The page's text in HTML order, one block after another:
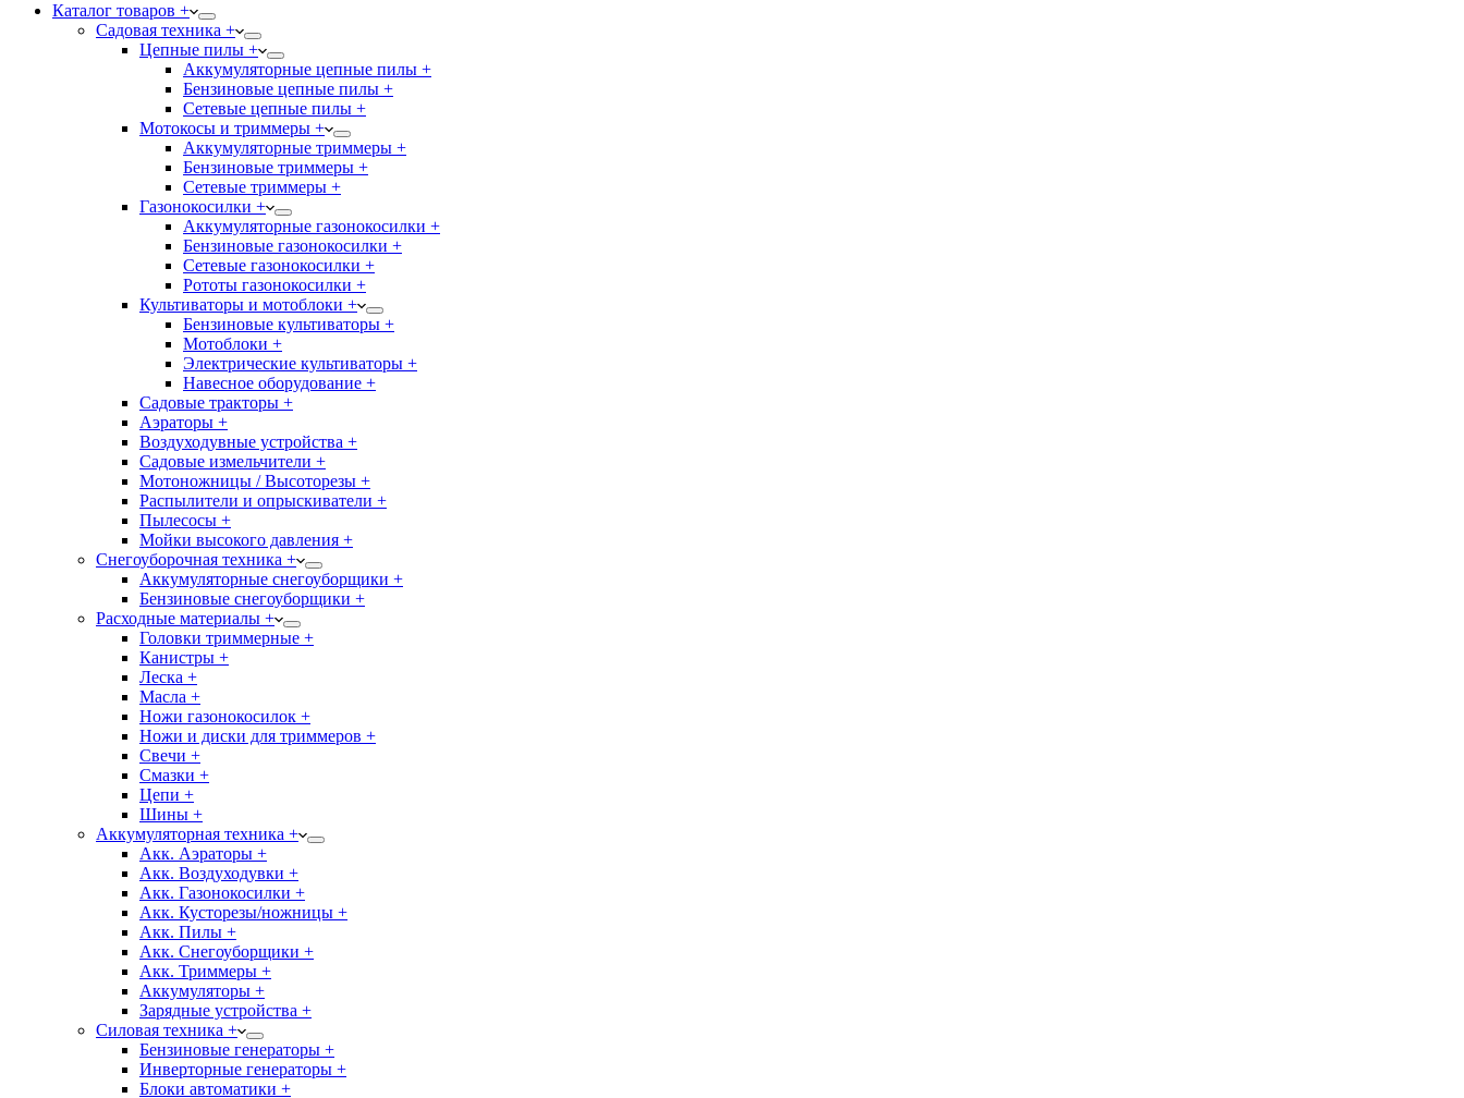
Каталог товаров +
Садовая техника +
Цепные пилы +
Аккумуляторные цепные пилы +
Бензиновые цепные пилы +
Сетевые цепные пилы +
Мотокосы и триммеры +
Аккумуляторные триммеры +
Бензиновые триммеры +
Сетевые триммеры +
Газонокосилки +
Аккумуляторные газонокосилки +
Бензиновые газонокосилки +
Сетевые газонокосилки +
Рототы газонокосилки +
Культиваторы и мотоблоки +
Бензиновые культиваторы +
Мотоблоки +
Электрические культиваторы +
Навесное оборудование +
Садовые тракторы +
Аэраторы +
Воздуходувные устройства +
Садовые измельчители +
Мотоножницы / Высоторезы +
Распылители и опрыскиватели +
Пылесосы +
Мойки высокого давления +
Снегоуборочная техника +
Аккумуляторные снегоуборщики +
Бензиновые снегоуборщики +
Расходные материалы +
Головки триммерные +
Канистры +
Леска +
Масла +
Ножи газонокосилок +
Ножи и диски для триммеров +
Свечи +
Смазки +
Цепи +
Шины +
Аккумуляторная техника +
Акк. Аэраторы +
Акк. Воздуходувки +
Акк. Газонокосилки +
Акк. Кусторезы/ножницы +
Акк. Пилы +
Акк. Снегоуборщики +
Акк. Триммеры +
Аккумуляторы +
Зарядные устройства +
Силовая техника +
Бензиновые генераторы +
Инверторные генераторы +
Блоки автоматики +